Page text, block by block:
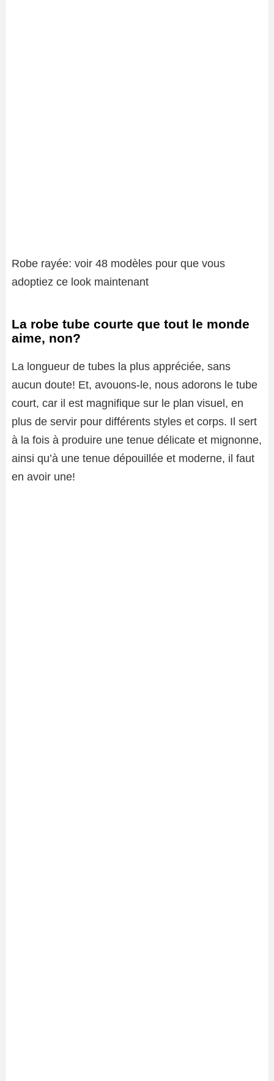
Robe rayée: voir 48 modèles pour que vous
adoptiez ce look maintenant
La robe tube courte que tout le monde
aime, non?
La longueur de tubes la plus appréciée, sans
aucun doute! Et, avouons-le, nous adorons le tube
court, car il est magnifique sur le plan visuel, en
plus de servir pour différents styles et corps. Il sert
à la fois à produire une tenue délicate et mignonne,
ainsi qu’à une tenue dépouillée et moderne, il faut
en avoir une!